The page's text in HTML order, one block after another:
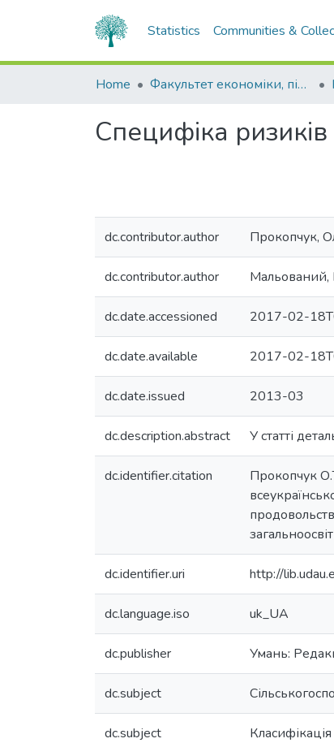
Statistics Communities &
Home Факультет економіки, підприємництва та інформаційних технологій
Специфіка
dc.contributor.author Прокопчук,
dc.contributor.author Мальований,
dc.date.accessioned 2017-02-
dc.date.available 2017-02-
dc.date.issued 2013-03
dc.description.abstract У статті
dc.identifier.citation
Прокопчук
dc.identifier.uri http://
dc.language.iso uk_UA
dc.publisher Умань:
dc.subject
dc.subject